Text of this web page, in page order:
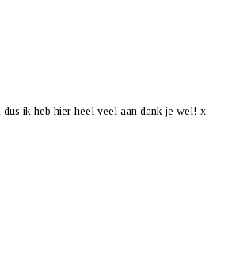
ik heb hier heel veel aan dank je wel! x